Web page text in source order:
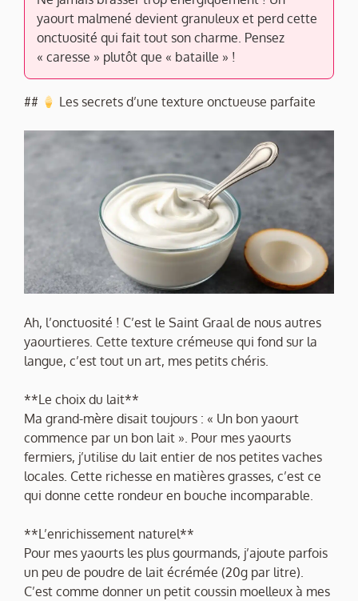
yaourt malmené devient granuleux et perd cette
onctuosité qui fait tout son charme. Pensez
« caresse » plutôt que « bataille » !
## Les secrets d’une texture onctueuse parfaite
Ah, l’onctuosité ! C’est le Saint Graal de nous autres
yaourtieres. Cette texture crémeuse qui fond sur la
langue, c’est tout un art, mes petits chéris.
**Le choix du lait**
Ma grand-mère disait toujours : « Un bon yaourt
commence par un bon lait ». Pour mes yaourts
fermiers, j’utilise du lait entier de nos petites vaches
locales. Cette richesse en matières grasses, c’est ce
qui donne cette rondeur en bouche incomparable.
**L’enrichissement naturel**
Pour mes yaourts les plus gourmands, j’ajoute parfois
un peu de poudre de lait écrémée (20g par litre).
C’est comme donner un petit coussin moelleux à mes